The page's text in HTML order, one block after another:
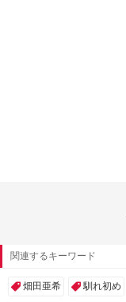
関連するキーワード
畑田亜希 馴れ初め